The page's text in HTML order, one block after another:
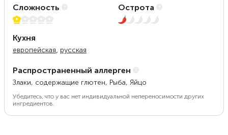
Сложность
1 из 5
Острота
1 из 5
Кухня
европейская, русская
Распространенный аллерген
Злаки, содержащие глютен, Рыба, Яйцо
Убедитесь, что у вас нет индивидуальной непереносимости других
ингредиентов.